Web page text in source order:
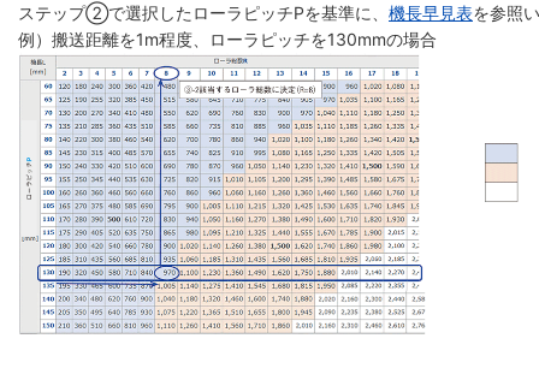
ステップ②で選択したローラピッチPを基準に、 機長早見表を参照
例）搬送距離を1m程度、ローラピッチを130mmの場合